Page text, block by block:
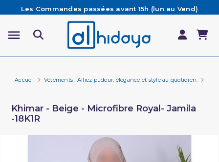
Les Commandes passées avant 15h (lun au Vend)
sont préparées et expédiées le jour même
Besoin d'aide ? Retrouvez notre FAQ
Livraison offerte à partir de 65€ d'achat*
Accueil Vêtements : Alliez pudeur, élégance et style au quotidien.
Khimar - Beige - Microfibre Royal- Jamila
-18K1R